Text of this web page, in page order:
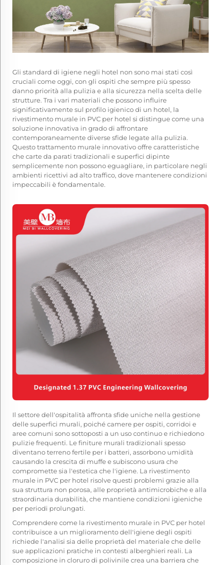
Gli standard di igiene negli hotel non sono mai stati così
cruciali come oggi, con gli ospiti che sempre più spesso
danno priorità alla pulizia e alla sicurezza nella scelta delle
strutture. Tra i vari materiali che possono influire
significativamente sul profilo igienico di un hotel, la
rivestimento murale in PVC per hotel si distingue come una
soluzione innovativa in grado di affrontare
contemporaneamente diverse sfide legate alla pulizia.
Questo trattamento murale innovativo offre caratteristiche
che carte da parati tradizionali e superfici dipinte
semplicemente non possono eguagliare, in particolare negli
ambienti ricettivi ad alto traffico, dove mantenere condizioni
impeccabili è fondamentale.
Il settore dell'ospitalità affronta sfide uniche nella gestione
delle superfici murali, poiché camere per ospiti, corridoi e
aree comuni sono sottoposti a un uso continuo e richiedono
pulizie frequenti. Le finiture murali tradizionali spesso
diventano terreno fertile per i batteri, assorbono umidità
causando la crescita di muffe e subiscono usura che
compromette sia l'estetica che l'igiene. La rivestimento
murale in PVC per hotel risolve questi problemi grazie alla
sua struttura non porosa, alle proprietà antimicrobiche e alla
straordinaria durabilità, che mantiene condizioni igieniche
per periodi prolungati.
Comprendere come la rivestimento murale in PVC per hotel
contribuisce a un miglioramento dell'igiene degli ospiti
richiede l'analisi sia delle proprietà del materiale che delle
sue applicazioni pratiche in contesti alberghieri reali. La
composizione in cloruro di polivinile crea una barriera che